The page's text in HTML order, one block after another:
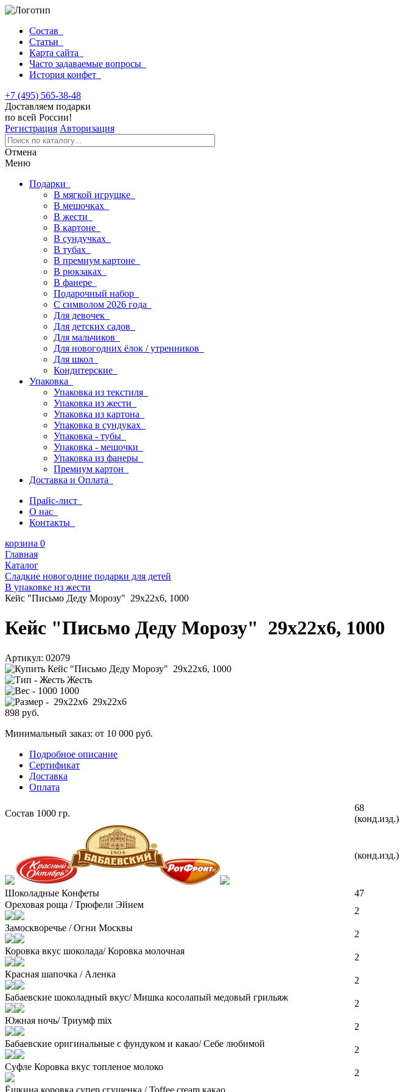
Состав
Статьи
Карта сайта
Часто задаваемые вопросы
История конфет
+7 (495) 565-38-48
Доставляем подарки
по всей России!
Регистрация Авторизация
Отмена
Меню
Подарки
В мягкой игрушке
В мешочках
В жести
В картоне
В сундучках
В тубах
В премиум картоне
В рюкзаках
В фанере
Подарочный набор
С символом 2026 года
Для девочек
Для детских садов
Для мальчиков
Для новогодних ёлок / утренников
Для школ
Кондитерские
Упаковка
Упаковка из текстиля
Упаковка из жести
Упаковка из картона
Упаковка в сундуках
Упаковка - тубы
Упаковка - мешочки
Упаковка из фанеры
Премиум картон
Доставка и Оплата
Прайс-лист
О нас
Контакты
корзина 0
Главная
Каталог
Сладкие новогодние подарки для детей
В упаковке из жести
Кейс "Письмо Деду Морозу" 29x22x6, 1000
Кейс "Письмо Деду Морозу" 29x22x6, 1000
Артикул: 02079
Жесть
1000
29x22x6
898 руб.
Минимальный заказ: от 10 000 руб.
Подробное описание
Сертификат
Доставка
Оплата
Состав 1000 гр.
68
(конд.изд.)
(конд.изд.)
Шоколадные Конфеты
47
Ореховая роща / Трюфели Эйнем
2
Замоскворечье / Огни Москвы
2
Коровка вкус шоколада/ Коровка молочная
2
Красная шапочка / Аленка
2
Бабаевские шоколадный вкус/ Мишка косолапый медовый грильяж
2
Южная ночь/ Триумф mix
2
Бабаевские оригинальные с фундуком и какао/ Себе любимой
2
Суфле Коровка вкус топленое молоко
2
Ёшкина коровка супер сгущенка / Toffee cream какао